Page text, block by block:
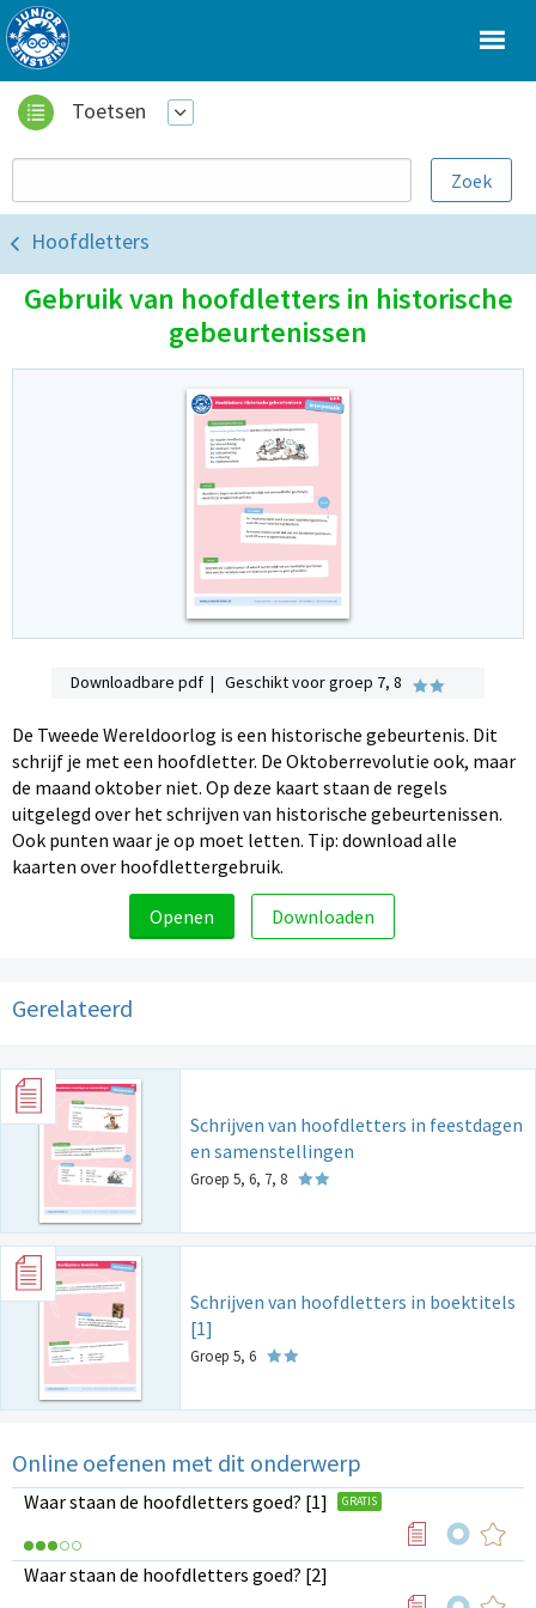
Toetsen
Hoofdletters
Gebruik van hoofdletters in historische
gebeurtenissen
Downloadbare pdf | Geschikt voor groep 7, 8
De Tweede Wereldoorlog is een historische gebeurtenis. Dit
schrijf je met een hoofdletter. De Oktoberrevolutie ook, maar
de maand oktober niet. Op deze kaart staan de regels
uitgelegd over het schrijven van historische gebeurtenissen.
Ook punten waar je op moet letten. Tip: download alle
kaarten over hoofdlettergebruik.
Openen Downloaden
Gerelateerd
Schrijven van hoofdletters in feestdagen
en samenstellingen
Groep 5, 6, 7, 8
Schrijven van hoofdletters in boektitels
[1]
Groep 5, 6
Online oefenen met dit onderwerp
Waar staan de hoofdletters goed? [1] GRATIS
Waar staan de hoofdletters goed? [2]